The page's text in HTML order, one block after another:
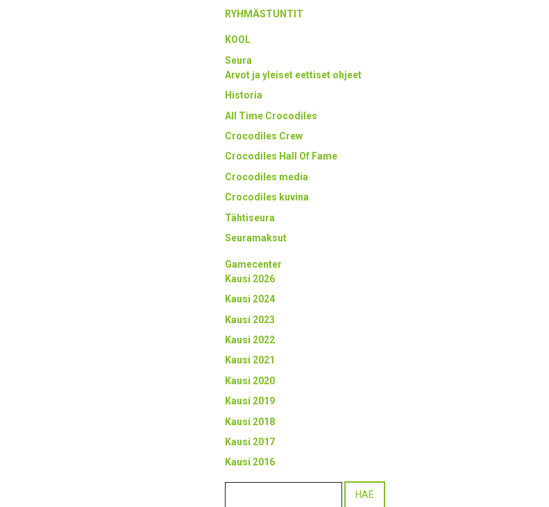
RYHMÄSTUNTIT
KOOL
Seura
Arvot ja yleiset eettiset ohjeet
Historia
All Time Crocodiles
Crocodiles Crew
Crocodiles Hall Of Fame
Crocodiles media
Crocodiles kuvina
Tähtiseura
Seuramaksut
Gamecenter
Kausi 2026
Kausi 2024
Kausi 2023
Kausi 2022
Kausi 2021
Kausi 2020
Kausi 2019
Kausi 2018
Kausi 2017
Kausi 2016